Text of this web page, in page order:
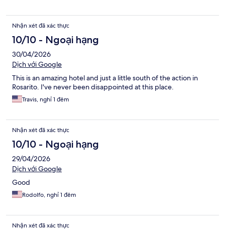
Nhận xét đã xác thực
10/10 - Ngoại hạng
30/04/2026
Dịch với Google
This is an amazing hotel and just a little south of the action in
Rosarito. I've never been disappointed at this place.
Travis, nghỉ 1 đêm
Nhận xét đã xác thực
10/10 - Ngoại hạng
29/04/2026
Dịch với Google
Good
Rodolfo, nghỉ 1 đêm
Nhận xét đã xác thực